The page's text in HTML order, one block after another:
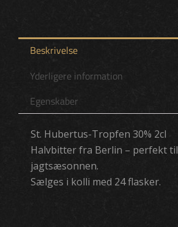
Beskrivelse
Yderligere information
Egenskaber
St. Hubertus-Tropfen 30% 2cl
Halvbitter fra Berlin – perfekt til
jagtsæsonnen.
Sælges i kolli med 24 flasker.